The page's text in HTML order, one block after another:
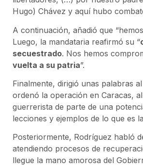
Hugo) Chávez y aquí hubo
A continuación, añadió que
Luego, la mandataria reafirmó su “
secuestrado. Nos hemos
vuelta a su patria”.
Finalmente, dirigió unas palabras
ordenó la operación en Caracas,
guerrerista de parte de una
lecciones y ejemplos de lo que es
Posteriormente, Rodríguez habló
atendiendo procesos de
llegue la mano amorosa del